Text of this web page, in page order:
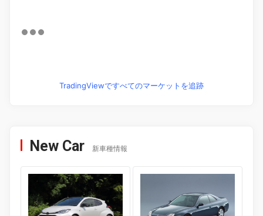
TradingViewですべてのマーケットを追跡
New Car 新車種情報